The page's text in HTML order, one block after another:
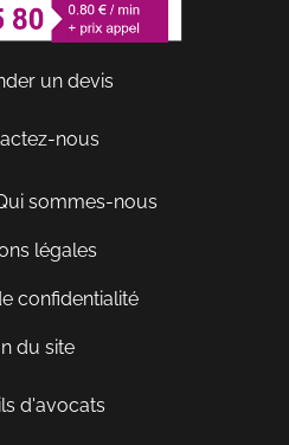
un devis
nous
sommes-nous
légales
confidentialité
du site
d'avocats